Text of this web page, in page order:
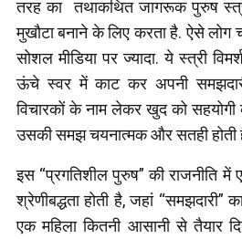
तरह का तथाकथित जागरूक पुरुष
मुखौटा बनाने के लिए करता है. ऐसे
सोशल मीडिया पर ज्यादा. ये स्त्री
ऊंचे स्वर में काट कर अपनी
विचारकों के नाम लेकर खुद को
उसकी समझ चयनात्मक और सतही होती
इस “प्रगतिशील पुरुष” की राजनीति में
श्रेणीबद्धता होती है, जहां “समझदारी”
एक महिला कितनी आसानी से तैयार